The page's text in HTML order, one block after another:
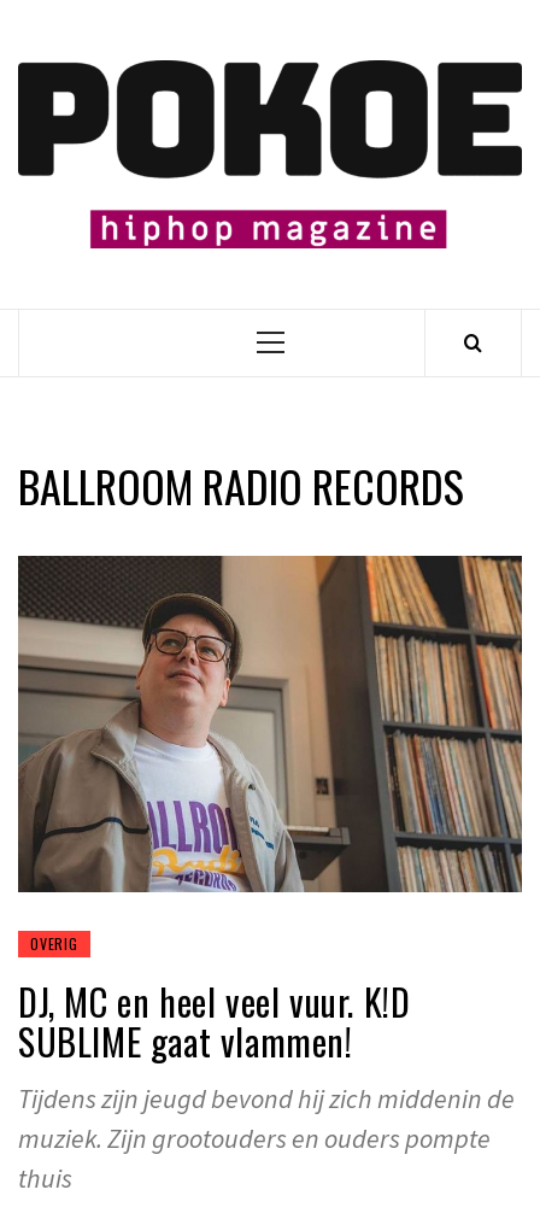
content
Primary
BALLROOM RADIO RECORDS
OVERIG
DJ, MC en heel veel vuur. K!D
SUBLIME gaat vlammen!
Tijdens zijn jeugd bevond hij zich middenin de
muziek. Zijn grootouders en ouders pompte
thuis